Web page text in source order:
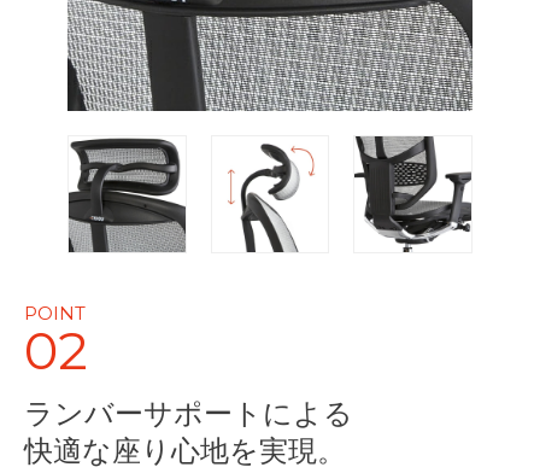
POINT
02
ランバーサポートによる
快適な座り心地を実現。